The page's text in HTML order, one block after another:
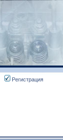
Регистрация